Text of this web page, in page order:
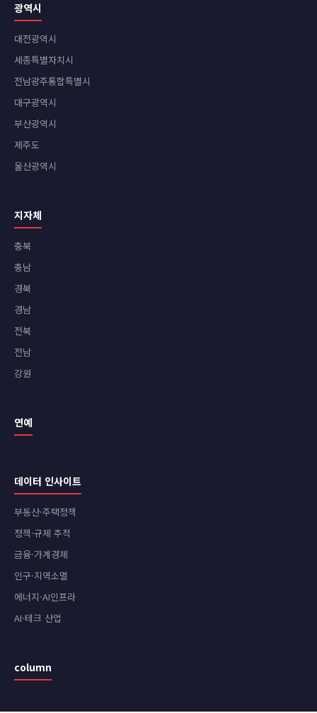
광역시
대전광역시
세종특별자치시
전남광주통합특별시
대구광역시
부산광역시
제주도
울산광역시
지자체
충북
충남
경북
경남
전북
전남
강원
연예
데이터 인사이트
부동산·주택정책
정책·규제 추적
금융·가계경제
인구·지역소멸
에너지·AI인프라
AI·테크 산업
column